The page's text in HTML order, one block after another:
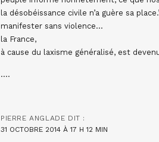
la désobéissance civile n’a guère sa
manifester sans violence…
la France,
à cause du laxisme généralisé, est
….
PIERRE ANGLADE DIT :
31 OCTOBRE 2014 À 17 H 12 MIN